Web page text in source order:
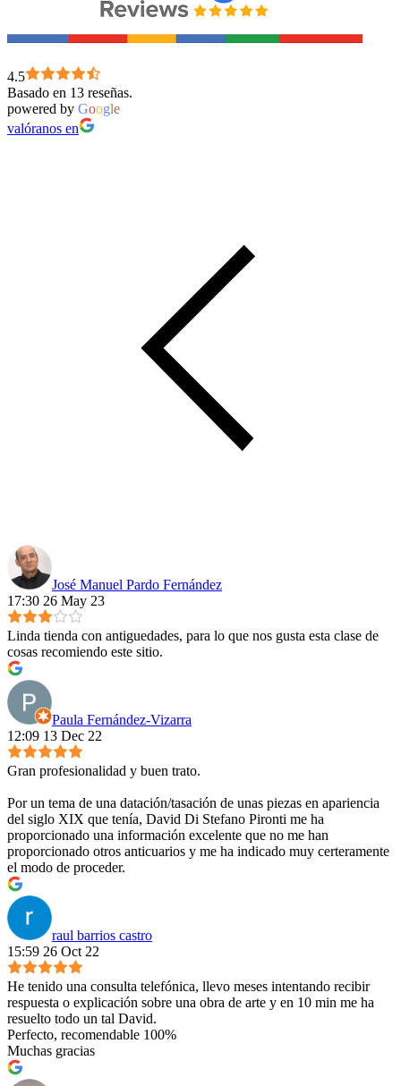
4.5
Basado en 13 reseñas.
powered by Google
valóranos en
José Manuel Pardo Fernández
17:30 26 May 23
Linda tienda con antiguedades, para lo que nos gusta esta clase de
cosas recomiendo este sitio.
Paula Fernández-Vizarra
12:09 13 Dec 22
Gran profesionalidad y buen trato.
Por un tema de una datación/tasación de unas piezas en apariencia
del siglo XIX que tenía, David Di Stefano Pironti me ha
proporcionado una información excelente que no me han
proporcionado otros anticuarios y me ha indicado muy certeramente
el modo de proceder.
raul barrios castro
15:59 26 Oct 22
He tenido una consulta telefónica, llevo meses intentando recibir
respuesta o explicación sobre una obra de arte y en 10 min me ha
resuelto todo un tal David.
Perfecto, recomendable 100%
Muchas gracias